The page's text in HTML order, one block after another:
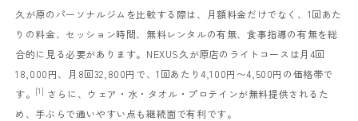
久が原のパーソナルジムを比較する際は、月額料金だけでなく、1回あた
りの料金、セッション時間、無料レンタルの有無、食事指導の有無を総
合的に見る必要があります。NEXUS久が原店のライトコースは月4回
18,000円、月8回32,800円で、1回あたり4,100円〜4,500円の価格帯で
す。
[1] さらに、ウェア・水・タオル・プロテインが無料提供されるた
め、手ぶらで通いやすい点も継続面で有利です。